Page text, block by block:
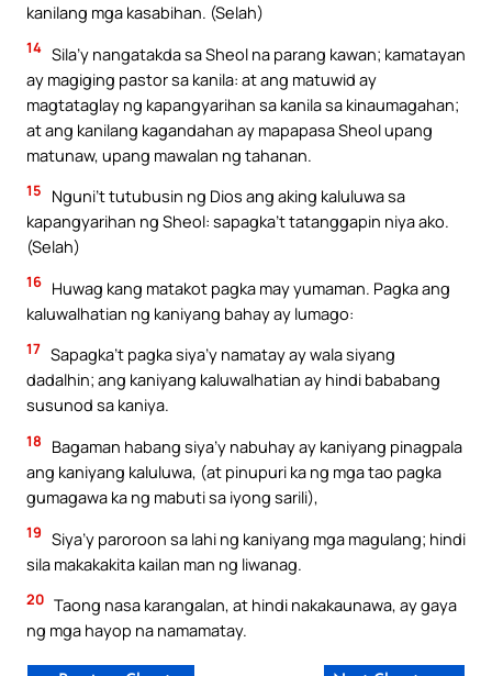
kanilang mga kasabihan. (Selah)
14 Sila’y nangatakda sa Sheol na parang kawan; kamatayan
ay magiging pastor sa kanila: at ang matuwid ay
magtataglay ng kapangyarihan sa kanila sa kinaumagahan;
at ang kanilang kagandahan ay mapapasa Sheol upang
matunaw, upang mawalan ng tahanan.
15
Nguni’t tutubusin ng Dios ang aking kaluluwa sa
kapangyarihan ng Sheol: sapagka’t tatanggapin niya ako.
(Selah)
16 Huwag kang matakot pagka may yumaman. Pagka ang
kaluwalhatian ng kaniyang bahay ay lumago:
17 Sapagka’t pagka siya’y namatay ay wala siyang
dadalhin; ang kaniyang kaluwalhatian ay hindi bababang
susunod sa kaniya.
18
Bagaman habang siya’y nabuhay ay kaniyang pinagpala
ang kaniyang kaluluwa, (at pinupuri ka ng mga tao pagka
gumagawa ka ng mabuti sa iyong sarili),
19 Siya’y paroroon sa lahi ng kaniyang mga magulang; hindi
sila makakakita kailan man ng liwanag.
20 Taong nasa karangalan, at hindi nakakaunawa, ay gaya
ng mga hayop na namamatay.